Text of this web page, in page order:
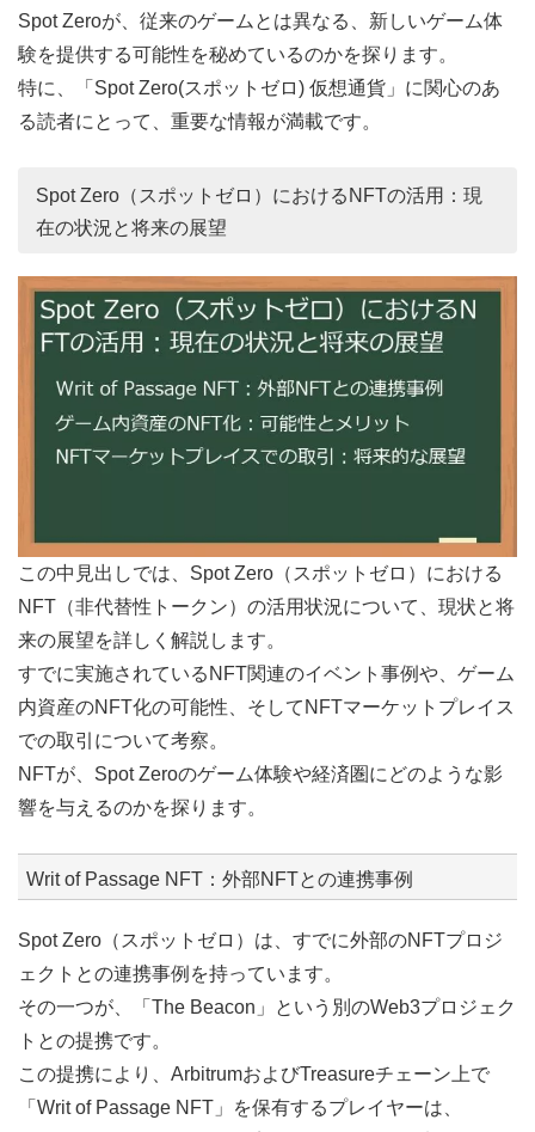
Spot Zeroが、従来のゲームとは異なる、新しいゲーム体
験を提供する可能性を秘めているのかを探ります。
特に、「Spot Zero(スポットゼロ) 仮想通貨」に関心のあ
る読者にとって、重要な情報が満載です。
Spot Zero（スポットゼロ）におけるNFTの活用：現
在の状況と将来の展望
この中見出しでは、Spot Zero（スポットゼロ）における
NFT（非代替性トークン）の活用状況について、現状と将
来の展望を詳しく解説します。
すでに実施されているNFT関連のイベント事例や、ゲーム
内資産のNFT化の可能性、そしてNFTマーケットプレイス
での取引について考察。
NFTが、Spot Zeroのゲーム体験や経済圏にどのような影
響を与えるのかを探ります。
Writ of Passage NFT：外部NFTとの連携事例
Spot Zero（スポットゼロ）は、すでに外部のNFTプロジ
ェクトとの連携事例を持っています。
その一つが、「The Beacon」という別のWeb3プロジェク
トとの提携です。
この提携により、ArbitrumおよびTreasureチェーン上で
「Writ of Passage NFT」を保有するプレイヤーは、